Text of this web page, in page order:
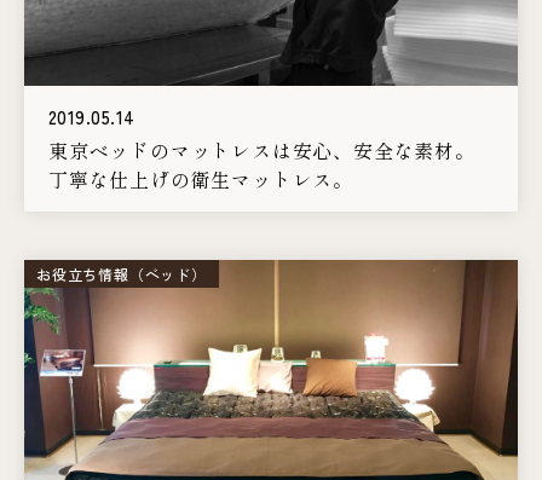
2019.05.14
東京ベッドのマットレスは安心、安全な素材。
丁寧な仕上げの衛生マットレス。
お役立ち情報（ベッド）